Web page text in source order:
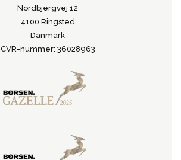
Nordbjergvej 12
4100 Ringsted
Danmark
CVR-nummer: 36028963